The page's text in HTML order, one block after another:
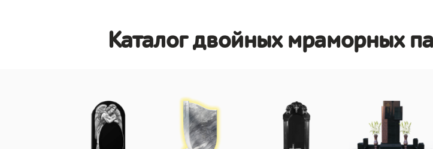
Каталог двойных мраморных